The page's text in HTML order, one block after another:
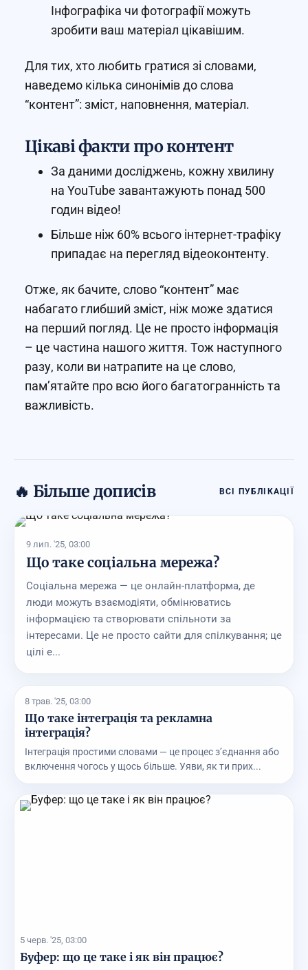
Інфографіка чи фотографії можуть
зробити ваш матеріал цікавішим.
Для тих, хто любить гратися зі словами,
наведемо кілька синонімів до слова
“контент”: зміст, наповнення, матеріал.
Цікаві факти про контент
За даними досліджень, кожну хвилину
на YouTube завантажують понад 500
годин відео!
Більше ніж 60% всього інтернет-трафіку
припадає на перегляд відеоконтенту.
Отже, як бачите, слово “контент” має
набагато глибший зміст, ніж може здатися
на перший погляд. Це не просто інформація
– це частина нашого життя. Тож наступного
разу, коли ви натрапите на це слово,
пам’ятайте про всю його багатогранність та
важливість.
🔥 Більше дописів ВСІ ПУБЛІКАЦІЇ
9 лип. '25, 03:00
Що таке соціальна мережа?
Соціальна мережа — це онлайн-платформа, де
люди можуть взаємодіяти, обмінюватись
інформацією та створювати спільноти за
інтересами. Це не просто сайти для спілкування; це
цілі е...
8 трав. '25, 03:00
Що таке інтеграція та рекламна
інтеграція?
Інтеграція простими словами — це процес з’єднання або
включення чогось у щось більше. Уяви, як ти прих...
5 черв. '25, 03:00
Буфер: що це таке і як він працює?